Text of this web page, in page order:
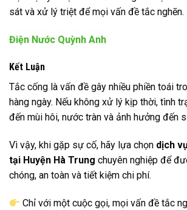
sát và xử lý triệt để mọi vấn đề tắc nghẽn.
Điện Nước Quỳnh Anh
Kết Luận
Tắc cống là vấn đề gây nhiều phiền toái
hàng ngày. Nếu không xử lý kịp thời, tình
đến mùi hôi, nước tràn và ảnh hưởng đến
Vì vậy, khi gặp sự cố, hãy lựa chọn dịch
tại Huyện Hà Trung chuyên nghiệp để
chóng, an toàn và tiết kiệm chi phí.
Chỉ với một cuộc gọi, mọi vấn đề tắc